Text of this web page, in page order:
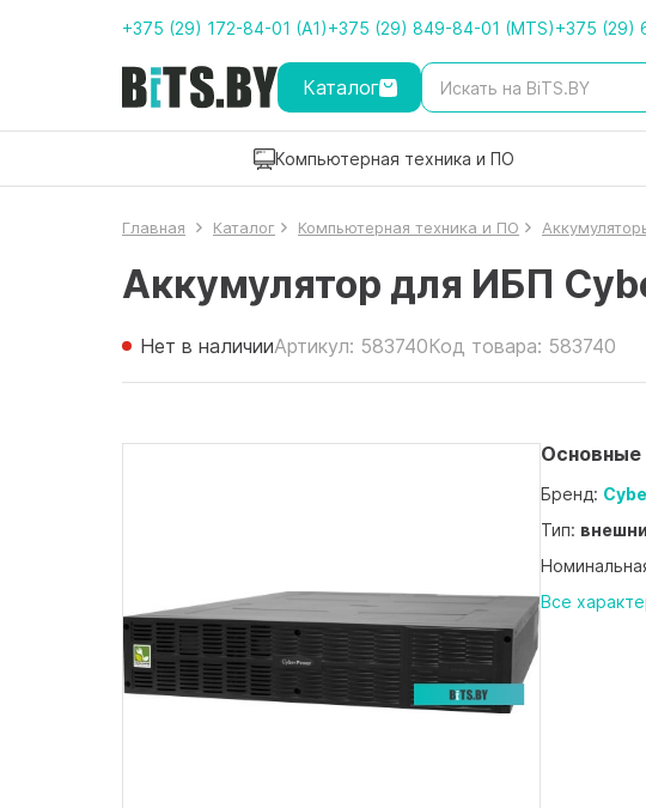
+375 (29) 172-84-01 (A1)+375 (29) 849-84-01 (MTS)+375 (29)
Каталог
Компьютерная техника и ПО
Главная Каталог Компьютерная техника и ПО
Аккумулятор для ИБП
Нет в наличииАртикул: 583740Код товара: 583740
Основные
Бренд:
Тип:
Все